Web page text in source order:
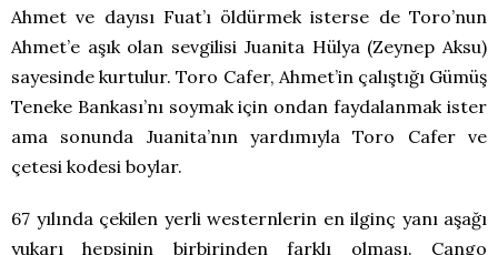
Ahmet ve dayısı Fuat’ı öldürmek isterse de Toro’nun
Ahmet’e aşık olan sevgilisi Juanita Hülya (Zeynep Aksu)
sayesinde kurtulur. Toro Cafer, Ahmet’in çalıştığı Gümüş
Teneke Bankası’nı soymak için ondan faydalanmak ister
ama sonunda Juanita’nın yardımıyla Toro Cafer ve
çetesi kodesi boylar.
67 yılında çekilen yerli westernlerin en ilginç yanı aşağı
yukarı hepsinin birbirinden farklı olması. Cango